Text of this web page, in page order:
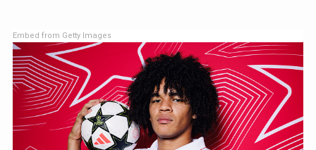
Embed from Getty Images